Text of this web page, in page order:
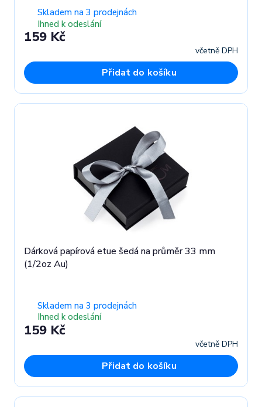
Skladem na 3 prodejnách
Ihned k odeslání
159 Kč
včetně DPH
Přidat do košíku
Dárková papírová etue šedá na průměr 33 mm
(1/2oz Au)
Skladem na 3 prodejnách
Ihned k odeslání
159 Kč
včetně DPH
Přidat do košíku